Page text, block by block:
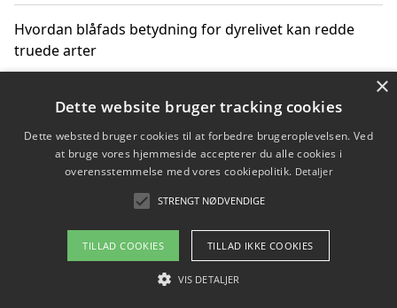
Hvordan blåfads betydning for dyrelivet kan redde
truede arter
Hvordan kan gaver til unge voksne støtte bevarelsen
Copyright 2026 - Pilanto Aps
Om / kontakt
Blog Betingelser
×
Dette website bruger tracking cookies
Dette websted bruger cookies til at forbedre brugeroplevelsen. Ved
at bruge vores hjemmeside accepterer du alle cookies i
overensstemmelse med vores cookiepolitik. Detaljer
STRENGT NØDVENDIGE
TILLAD COOKIES TILLAD IKKE COOKIES
VIS DETALJER